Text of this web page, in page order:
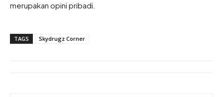
merupakan opini pribadi.
TAGS Skydrugz Corner